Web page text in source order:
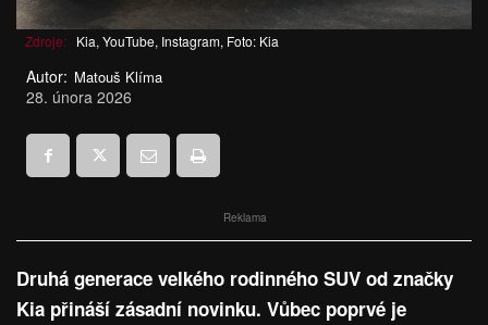
Zdroje: Kia, YouTube, Instagram, Foto: Kia
Autor: Matouš Klíma
28. února 2026
Reklama
Druhá generace velkého rodinného SUV od značky
Kia přináší zásadní novinku. Vůbec poprvé je